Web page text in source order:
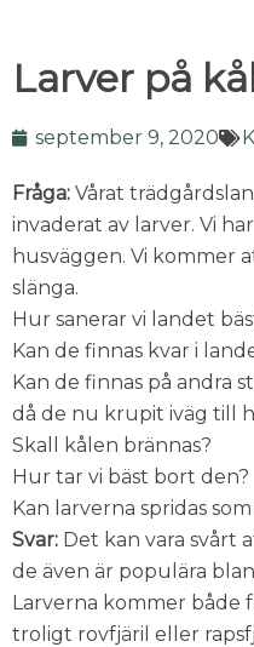
Larver på
september 9, 2020
Fråga: Vårat
invaderat av larver. Vi
husväggen. Vi kommer
slänga.
Hur sanerar vi landet
Kan de finnas kvar i
Kan de finnas på andra
då de nu krupit iväg till
Skall kålen brännas?
Hur tar vi bäst bort den?
Kan larverna spridas
Svar: Det kan vara svårt
de även är populära
Larverna kommer både
troligt rovfjäril eller